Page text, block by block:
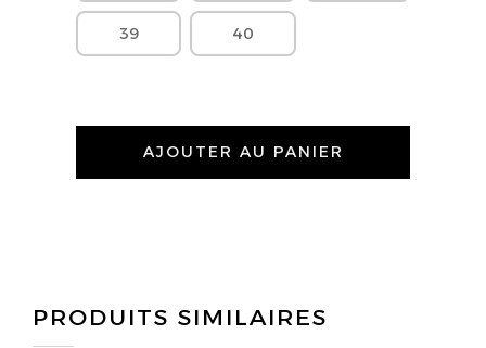
39 40
AJOUTER AU PANIER
PRODUITS SIMILAIRES